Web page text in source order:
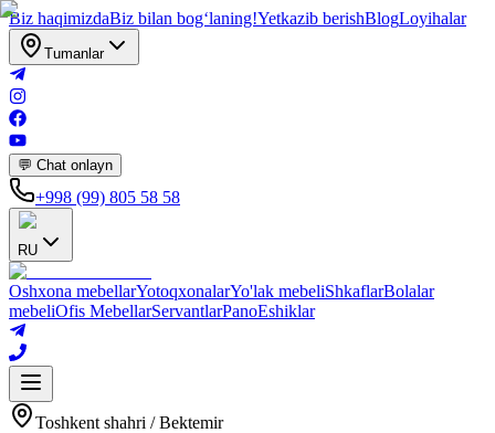
Biz haqimizdaBiz bilan bogʻlaning!Yetkazib berishBlogLoyihalar
Tumanlar
💬 Chat onlayn
+998 (99) 805 58 58
RU
Oshxona mebellarYotoqxonalarYo'lak mebeliShkaflarBolalar
mebeliOfis MebellarServantlarPanoEshiklar
Toshkent shahri /Bektemir